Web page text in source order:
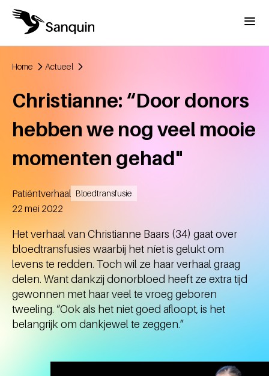
Overslaan en naar de inhoud gaan
Menu
Home Actueel
Christianne: “Door donors
hebben we nog veel mooie
momenten gehad"
Patiëntverhaal Bloedtransfusie
Aangemaakt
22 mei 2022
Het verhaal van Christianne Baars (34) gaat over
bloedtransfusies waarbij het níet is gelukt om
levens te redden. Toch wil ze haar verhaal graag
delen. Want dankzij donorbloed heeft ze extra tijd
gewonnen met haar veel te vroeg geboren
tweeling. “Ook als het niet goed afloopt, is het
belangrijk om dankjewel te zeggen.”